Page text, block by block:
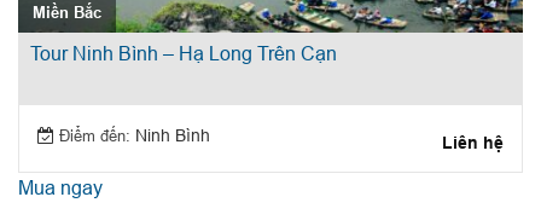
Miền Bắc
Tour Ninh Bình – Hạ Long Trên Cạn
Điểm đến: Ninh Bình Liên hệ
Mua ngay